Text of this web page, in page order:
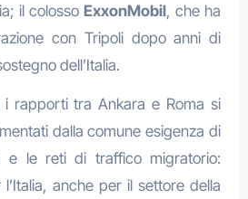
il colossoExxonMobil, che ha
con Tripoli dopo anni di
dell’Italia.
i rapporti tra Ankara e Roma si
dalla comune esigenza di
e le reti di traffico migratorio:
anche per il settore della